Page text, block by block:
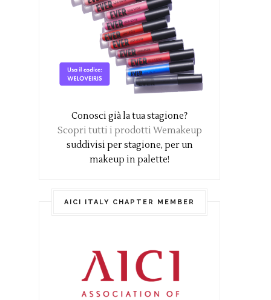
Conosci già la tua stagione?
Scopri tutti i prodotti Wemakeup
suddivisi per stagione, per un
makeup in palette!
AICI ITALY CHAPTER MEMBER